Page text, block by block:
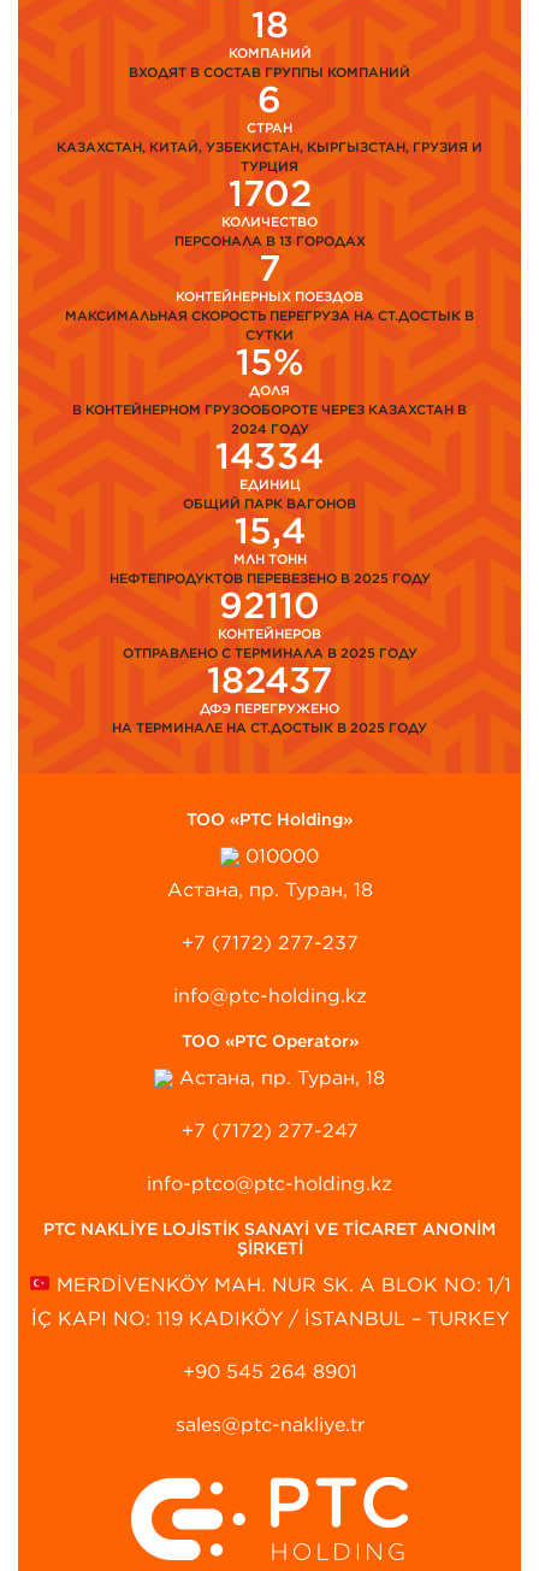
18
КОМПАНИЙ
ВХОДЯТ В СОСТАВ ГРУППЫ КОМПАНИЙ
6
СТРАН
КАЗАХСТАН, КИТАЙ, УЗБЕКИСТАН, КЫРГЫЗСТАН, ГРУЗИЯ И
ТУРЦИЯ
1702
КОЛИЧЕСТВО
ПЕРСОНАЛА В 13 ГОРОДАХ
7
КОНТЕЙНЕРНЫХ ПОЕЗДОВ
МАКСИМАЛЬНАЯ СКОРОСТЬ ПЕРЕГРУЗА НА СТ.ДОСТЫК В
СУТКИ
15%
ДОЛЯ
В КОНТЕЙНЕРНОМ ГРУЗООБОРОТЕ ЧЕРЕЗ КАЗАХСТАН В
2024 ГОДУ
14334
ЕДИНИЦ
ОБЩИЙ ПАРК ВАГОНОВ
15,4
МЛН ТОНН
НЕФТЕПРОДУКТОВ ПЕРЕВЕЗЕНО В 2025 ГОДУ
92110
КОНТЕЙНЕРОВ
ОТПРАВЛЕНО С ТЕРМИНАЛА В 2025 ГОДУ
182437
ДФЭ ПЕРЕГРУЖЕНО
НА ТЕРМИНАЛЕ НА СТ.ДОСТЫК В 2025 ГОДУ
ТОО «PTC Holding»
010000
Астана, пр. Туран, 18
+7 (7172) 277-237
info@ptc-holding.kz
ТОО «PTC Operator»
Астана, пр. Туран, 18
+7 (7172) 277-247
info-ptco@ptc-holding.kz
PTC NAKLİYE LOJİSTİK SANAYİ VE TİCARET ANONİM
ŞİRKETİ
MERDİVENKÖY MAH. NUR SK. A BLOK NO: 1/1
İÇ KAPI NO: 119 KADIKÖY / İSTANBUL – TURKEY
+90 545 264 8901‬
sales@ptc-nakliye.tr